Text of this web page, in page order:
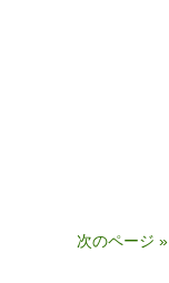
次のページ »